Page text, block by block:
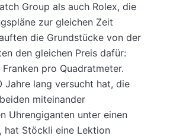
Group als auch Rolex, die
zur gleichen Zeit
die Grundstücke von der
den gleichen Preis dafür:
pro Quadratmeter.
Jahre lang versucht hat, die
miteinander
Uhrengiganten unter einen
hat Stöckli eine Lektion